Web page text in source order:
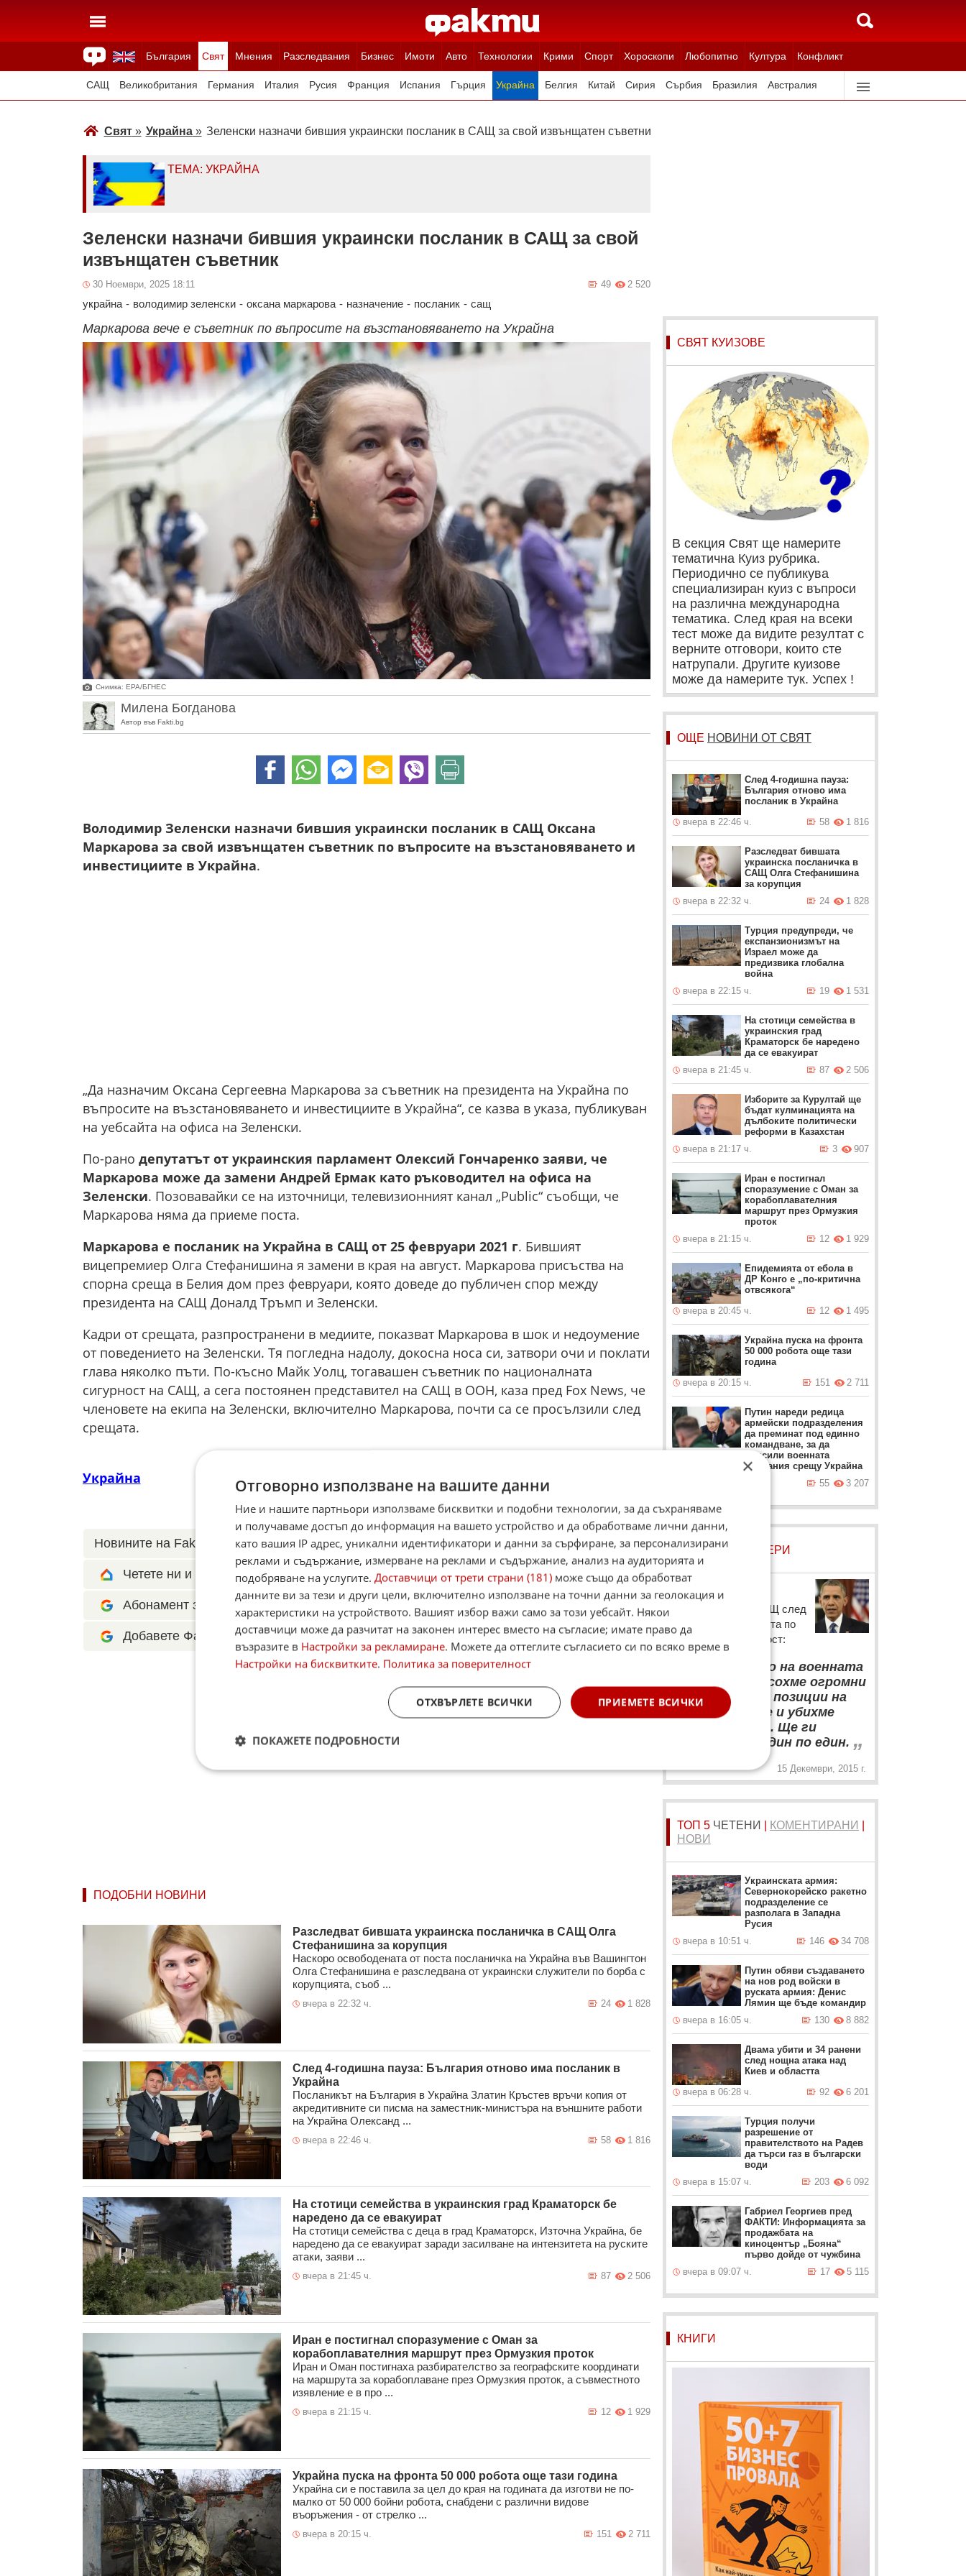
България Свят Мнения Разследвания Бизнес Имоти Авто Технологии Крими Спорт Хороскопи Любопитно Култура Конфликт
Здраве Времето Анкети Вицове Куизове
САЩ Великобритания Германия Италия Русия Франция Испания Гърция Украйна Белгия Китай Сирия Сърбия Бразилия Австралия
Свят» Украйна» Зеленски назначи бившия украински посланик в САЩ за свой извънщатен съветник
ТЕМА: УКРАЙНА
Зеленски назначи бившия украински посланик в САЩ за свой
извънщатен съветник
30 Ноември, 2025 18:11 2 520
49
украйна - володимир зеленски - оксана маркарова - назначение - посланик - сащ
Маркарова вече е съветник по въпросите на възстановяването на Украйна
Снимка: ЕРА/БГНЕС
Милена Богданова
Автор във Fakti.bg
Володимир Зеленски назначи бившия украински посланик в САЩ Оксана
Маркарова за свой извънщатен съветник по въпросите на възстановяването и
инвестициите в Украйна.
„Да назначим Оксана Сергеевна Маркарова за съветник на президента на Украйна по
въпросите на възстановяването и инвестициите в Украйна“, се казва в указа, публикуван
на уебсайта на офиса на Зеленски.
По-рано депутатът от украинския парламент Олексий Гончаренко заяви, че
Маркарова може да замени Андрей Ермак като ръководител на офиса на
Зеленски. Позовавайки се на източници, телевизионният канал „Public“ съобщи, че
Маркарова няма да приеме поста.
Маркарова е посланик на Украйна в САЩ от 25 февруари 2021 г. Бившият
вицепремиер Олга Стефанишина я замени в края на август. Маркарова присъства на
спорна среща в Белия дом през февруари, която доведе до публичен спор между
президента на САЩ Доналд Тръмп и Зеленски.
Кадри от срещата, разпространени в медиите, показват Маркарова в шок и недоумение
от поведението на Зеленски. Тя погледна надолу, докосна носа си, затвори очи и поклати
глава няколко пъти. По-късно Майк Уолц, тогавашен съветник по националната
сигурност на САЩ, а сега постоянен представител на САЩ в ООН, каза пред Fox News, че
членовете на екипа на Зеленски, включително Маркарова, почти са се просълзили след
срещата.
Украйна
☆
☆
☆
☆
☆
15 гласа.
Новините на Fakti.bg – във Facebook,Instagram,YouTube,канал Viber,X
Четете ни и в Google News Showcase
Абонамент за Факти.БГ в Google Alerts
Добавете Факти.БГ като предпочитан източник в Google
ПОДОБНИ НОВИНИ
Разследват бившата украинска посланичка в САЩ Олга
Стефанишина за корупция
Наскоро освободената от поста посланичка на Украйна във Вашингтон
Олга Стефанишина е разследвана от украински служители по борба с
корупцията, съоб ...
вчера в 22:32 ч. 1 828
24
След 4-годишна пауза: България отново има посланик в
Украйна
Посланикът на България в Украйна Златин Кръстев връчи копия от
акредитивните си писма на заместник-министъра на външните работи
на Украйна Олександ ...
вчера в 22:46 ч. 1 816
58
На стотици семейства в украинския град Краматорск бе
наредено да се евакуират
На стотици семейства с деца в град Краматорск, Източна Украйна, бе
наредено да се евакуират заради засилване на интензитета на руските
атаки, заяви ...
вчера в 21:45 ч. 2 506
87
Иран е постигнал споразумение с Оман за
корабоплавателния маршрут през Ормузкия проток
Иран и Оман постигнаха разбирателство за географските координати
на маршрута за корабоплаване през Ормузкия проток, а съвместното
изявление е в про ...
вчера в 21:15 ч. 1 929
12
Украйна пуска на фронта 50 000 робота още тази година
Украйна си е поставила за цел до края на годината да изготви не по-
малко от 50 000 бойни робота, снабдени с различни видове
въоръжения - от стрелко ...
вчера в 20:15 ч. 2 711
151
СВЯТ КУИЗОВЕ
В секция Свят ще намерите
тематична Куиз рубрика.
Периодично се публикува
специализиран куиз с въпроси
на различна международна
тематика. След края на всеки
тест може да видите резултат с
верните отговори, които сте
натрупали. Другите куизове
може да намерите тук. Успех !
ОЩЕ НОВИНИ ОТ СВЯТ
След 4-годишна пауза:
България отново има
посланик в Украйна
вчера в 22:46 ч.
1 816
58
Разследват бившата
украинска посланичка в
САЩ Олга Стефанишина
за корупция
вчера в 22:32 ч.
1 828
24
Турция предупреди, че
експанзионизмът на
Израел може да
предизвика глобална
война
вчера в 22:15 ч.
1 531
19
На стотици семейства в
украинския град
Краматорск бе наредено
да се евакуират
вчера в 21:45 ч.
2 506
87
Изборите за Курултай ще
бъдат кулминацията на
дълбоките политически
реформи в Казахстан
вчера в 21:17 ч.
907
3
Иран е постигнал
споразумение с Оман за
корабоплавателния
маршрут през Ормузкия
проток
вчера в 21:15 ч.
1 929
12
Епидемията от ебола в
ДР Конго е „по-критична
отвсякога“
вчера в 20:45 ч.
1 495
12
Украйна пуска на фронта
50 000 робота още тази
година
вчера в 20:15 ч.
2 711
151
Путин нареди редица
армейски подразделения
да преминат под единно
командване, за да
подсили военната
кампания срещу Украйна
3 207
55
ЛОВЦИ НА БИСЕРИ
Барак Обама
Президентът на САЩ след
съвещание на Съвета по
национална сигурност:
От началото на военната
кампания нанесохме огромни
разрушения на позиции на
джихадистите и убихме
техни шефове. Ще ги
ликвидираме един по един. „
15 Декември, 2015 г.
ТОП 5 ЧЕТЕНИ КОМЕНТИРАНИ
НОВИ
Украинската армия:
Севернокорейско ракетно
подразделение се
разполага в Западна
Русия
вчера в 10:51 ч.
34 708
146
Путин обяви създаването
на нов род войски в
руската армия: Денис
Лямин ще бъде командир
вчера в 16:05 ч.
8 882
130
Двама убити и 34 ранени
след нощна атака над
Киев и областта
вчера в 06:28 ч.
6 201
92
Турция получи
разрешение от
правителството на Радев
да търси газ в български
води
вчера в 15:07 ч.
6 092
203
Габриел Георгиев пред
ФАКТИ: Информацията за
продажбата на
киноцентър „Бояна“
първо дойде от чужбина
вчера в 09:07 ч.
5 115
17
КНИГИ
×
Отговорно използване на вашите данни
Ние и нашите партньори използваме бисквитки и подобни технологии, за да съхраняваме
и получаваме достъп до информация на вашето устройство и да обработваме лични данни,
като вашия IP адрес, уникални идентификатори и данни за сърфиране, за персонализирани
реклами и съдържание, измерване на реклами и съдържание, анализ на аудиторията и
подобряване на услугите. Доставчици от трети страни (181) може също да обработват
данните ви за тези и други цели, включително използване на точни данни за геолокация и
характеристики на устройството. Вашият избор важи само за този уебсайт. Някои
доставчици може да разчитат на законен интерес вместо на съгласие; имате право да
възразите в Настройки за рекламиране. Можете да оттеглите съгласието си по всяко време в
Настройки на бисквитките. Политика за поверителност
ПРИЕМЕТЕ ВСИЧКИ
ОТХВЪРЛЕТЕ ВСИЧКИ
ПОКАЖЕТЕ ПОДРОБНОСТИ